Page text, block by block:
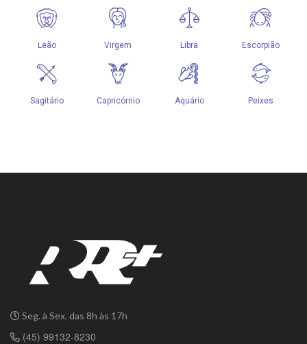
Seg. à Sex. das 8h às 17h
(45) 99132-8230